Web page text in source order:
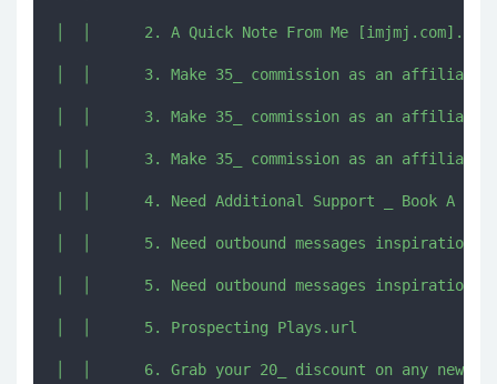
│  │      2. A Quick Note From Me [imjmj.com].url
│  │      3. Make 35_ commission as an
│  │      3. Make 35_ commission as an
│  │      3. Make 35_ commission as an
│  │      4. Need Additional Support _ Book A 1_1
│  │      5. Need outbound messages inspiration
│  │      5. Need outbound messages inspiration
│  │      5. Prospecting Plays.url
│  │      6. Grab your 20_ discount on any new